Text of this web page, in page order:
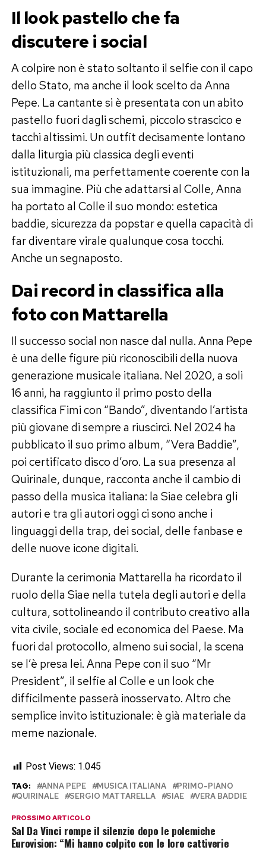
Il look pastello che fa
discutere i social
A colpire non è stato soltanto il selfie con il capo
dello Stato, ma anche il look scelto da Anna
Pepe. La cantante si è presentata con un abito
pastello fuori dagli schemi, piccolo strascico e
tacchi altissimi. Un outfit decisamente lontano
dalla liturgia più classica degli eventi
istituzionali, ma perfettamente coerente con la
sua immagine. Più che adattarsi al Colle, Anna
ha portato al Colle il suo mondo: estetica
baddie, sicurezza da popstar e quella capacità di
far diventare virale qualunque cosa tocchi.
Anche un segnaposto.
Dai record in classifica alla
foto con Mattarella
Il successo social non nasce dal nulla. Anna Pepe
è una delle figure più riconoscibili della nuova
generazione musicale italiana. Nel 2020, a soli
16 anni, ha raggiunto il primo posto della
classifica Fimi con “Bando”, diventando l’artista
più giovane di sempre a riuscirci. Nel 2024 ha
pubblicato il suo primo album, “Vera Baddie”,
poi certificato disco d’oro. La sua presenza al
Quirinale, dunque, racconta anche il cambio di
passo della musica italiana: la Siae celebra gli
autori e tra gli autori oggi ci sono anche i
linguaggi della trap, dei social, delle fanbase e
delle nuove icone digitali.
Durante la cerimonia Mattarella ha ricordato il
ruolo della Siae nella tutela degli autori e della
cultura, sottolineando il contributo creativo alla
vita civile, sociale ed economica del Paese. Ma
fuori dal protocollo, almeno sui social, la scena
se l’è presa lei. Anna Pepe con il suo “Mr
President”, il selfie al Colle e un look che
difficilmente passerà inosservato. Altro che
semplice invito istituzionale: è già materiale da
meme nazionale.
Post Views: 1.045
TAG: ANNA PEPE MUSICA ITALIANA
PRIMO-PIANO
QUIRINALE
SERGIO MATTARELLA SIAE VERA BADDIE
PROSSIMO ARTICOLO
Sal Da Vinci rompe il silenzio dopo le polemiche
Eurovision: “Mi hanno colpito con le loro cattiverie